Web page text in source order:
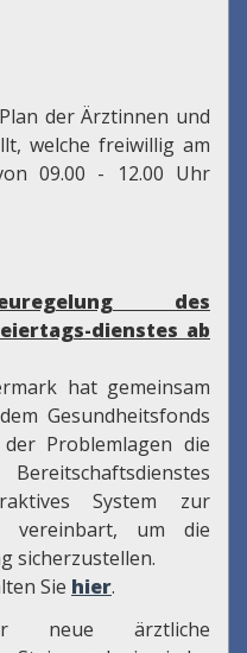
der Ärztinnen und
welche freiwillig am
09.00 - 12.00 Uhr
des
dienstes ab
hat gemeinsam
Gesundheitsfonds
Problemlagen die
System zur
vereinbart, um die
sicherzustellen.
Sie hier.
neue ärztliche